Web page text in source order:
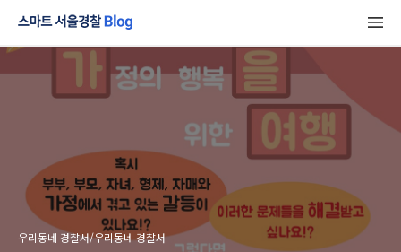
우리동네 경찰서/우리동네 경찰서